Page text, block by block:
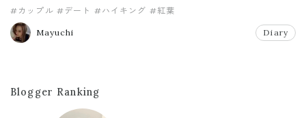
#カップル #デート #ハイキング #紅葉
Mayuchi Diary
Blogger Ranking